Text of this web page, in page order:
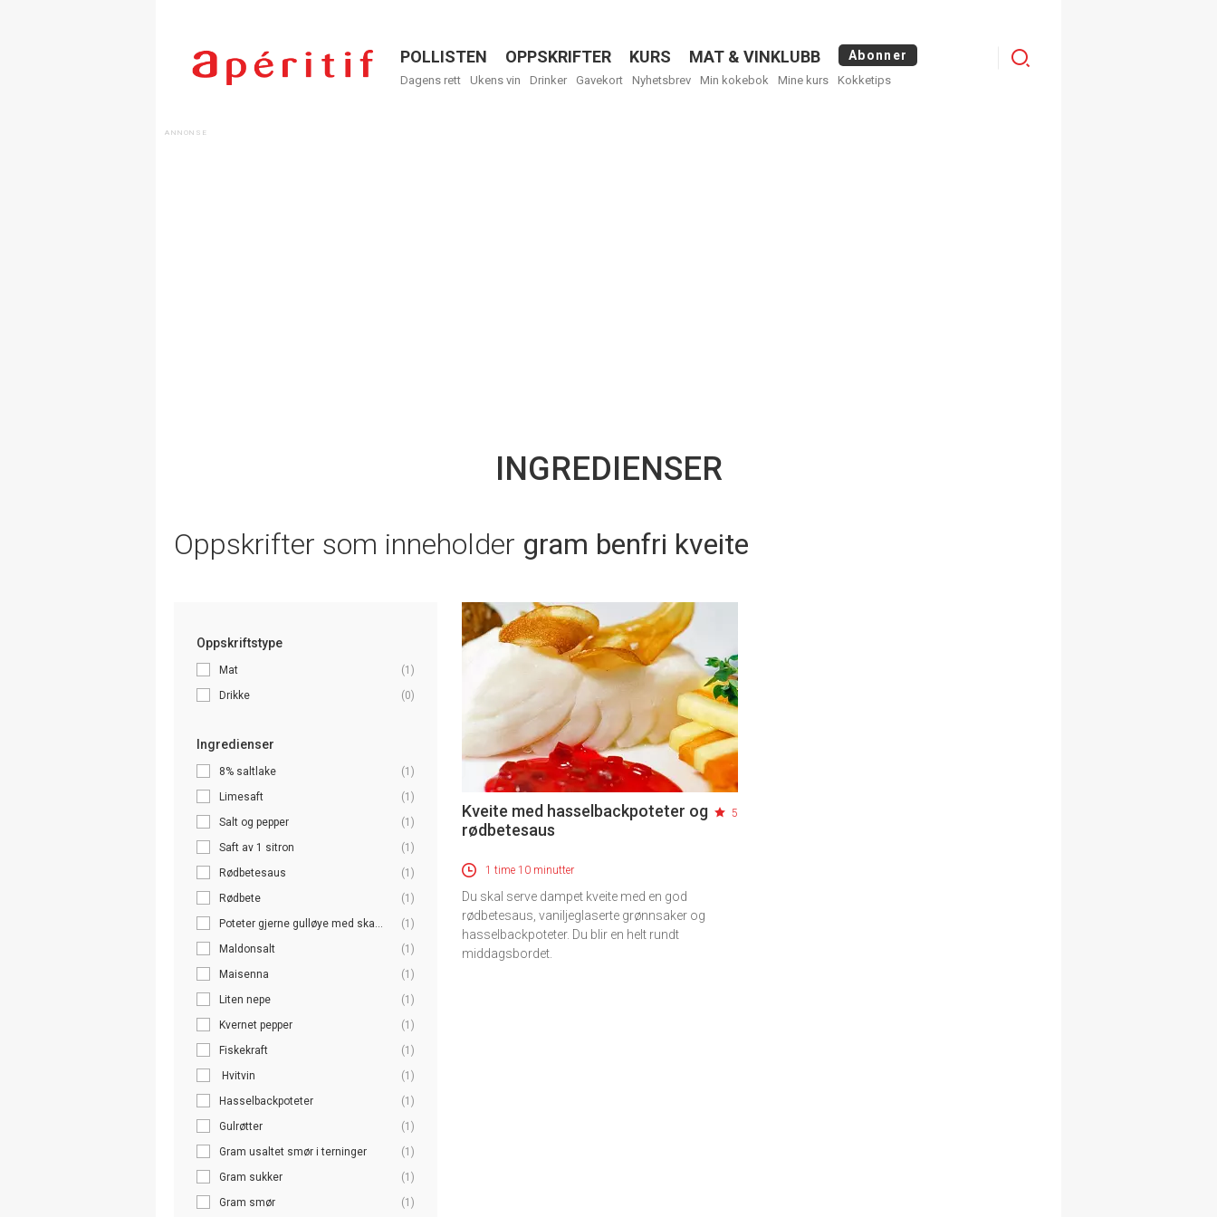
Menu
POLLISTEN OPPSKRIFTER KURS MAT & VINKLUBB Abonner
Dagens rett Ukens vin Drinker Gavekort Nyhetsbrev Min kokebok Mine kurs Kokketips
Logg
INGREDIENSER
Oppskrifter som inneholder gram benfri kveite
Oppskriftstype
Mat
(1)
Drikke
(0)
Ingredienser
8% saltlake
(1)
Limesaft
(1)
Salt og pepper
(1)
Saft av 1 sitron
(1)
Rødbetesaus
(1)
Rødbete
(1)
Poteter gjerne gulløye med ska...
(1)
Maldonsalt
(1)
Maisenna
(1)
Liten nepe
(1)
Kvernet pepper
(1)
Fiskekraft
(1)
Hvitvin
(1)
Hasselbackpoteter
(1)
Gulrøtter
(1)
Gram usaltet smør i terninger
(1)
Gram sukker
(1)
Gram smør
(1)
Kveite med hasselbackpoteter og
rødbetesaus
5
1 time 10 minutter
Du skal serve dampet kveite med en god
rødbetesaus, vaniljeglaserte grønnsaker og
hasselbackpoteter. Du blir en helt rundt
middagsbordet.